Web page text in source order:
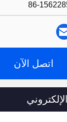
86-
اتصل الآن